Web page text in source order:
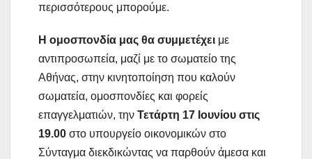
περισσότερους μπορούμε.
Η ομοσπονδία μας θα συμμετέχει με
αντιπροσωπεία, μαζί με το σωματείο της
Αθήνας, στην κινητοποίηση που καλούν
σωματεία, ομοσπονδίες και φορείς
επαγγελματιών, την Τετάρτη 17 Ιουνίου στις
19.00 στο υπουργείο οικονομικών στο
Σύνταγμα διεκδικώντας να παρθούν άμεσα και